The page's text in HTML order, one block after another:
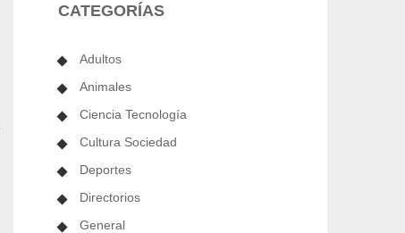
CATEGORÍAS
Adultos
Animales
Ciencia Tecnología
Cultura Sociedad
Deportes
Directorios
General